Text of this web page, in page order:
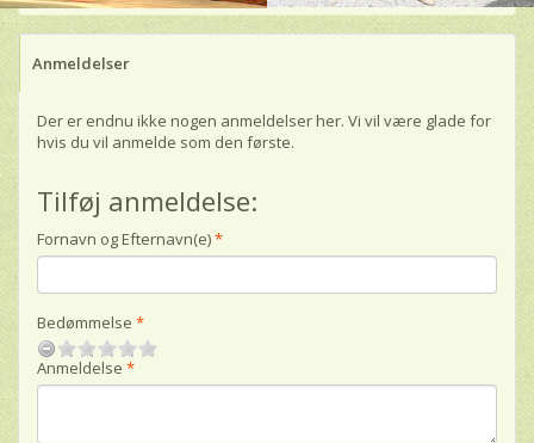
Anmeldelser
Der er endnu ikke nogen anmeldelser her. Vi vil være glade for
hvis du vil anmelde som den første.
Tilføj anmeldelse:
Fornavn og Efternavn(e)
Bedømmelse
Anmeldelse